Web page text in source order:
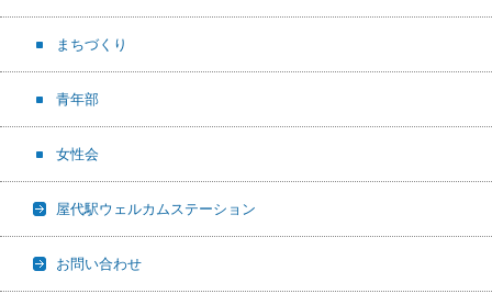
まちづくり
青年部
女性会
屋代駅ウェルカムステーション
お問い合わせ